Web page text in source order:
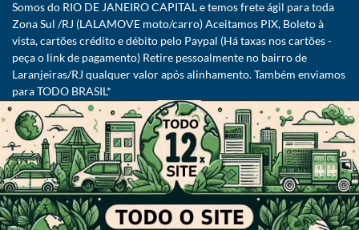
Somos do RIO DE JANEIRO CAPITAL e temos frete ágil para toda
Zona Sul /RJ (LALAMOVE moto/carro) Aceitamos PIX, Boleto à
vista, cartões crédito e débito pelo Paypal (Há taxas nos cartões -
peça o link de pagamento) Retire pessoalmente no bairro de
Laranjeiras/RJ qualquer valor após alinhamento. Também enviamos
para TODO BRASIL*